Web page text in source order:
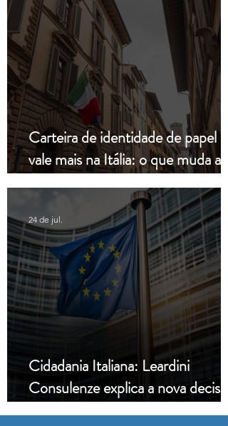
Carteira de identidade de papel
vale mais na Itália: o que muda a
Cidadania Italiana: Leardini
Consulenze explica a nova decisão
da Corte Constitucional
24 de jul.